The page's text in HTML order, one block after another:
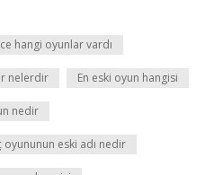
hangi oyunlar vardı
nelerdir En eski oyun hangisi
nedir
oyununun eski adı nedir